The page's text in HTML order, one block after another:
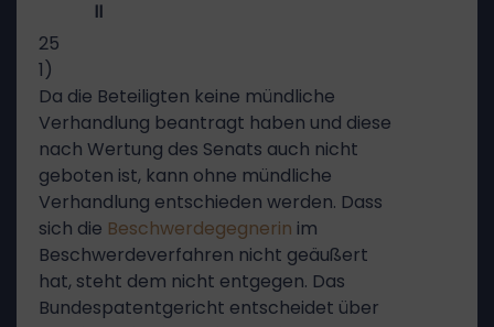
II
25
1)
Da die Beteiligten keine mündliche
Verhandlung beantragt haben und diese
nach Wertung des Senats auch nicht
geboten ist, kann ohne mündliche
Verhandlung entschieden werden. Dass
sich die Beschwerdegegnerin im
Beschwerdeverfahren nicht geäußert
hat, steht dem nicht entgegen. Das
Bundespatentgericht entscheidet über